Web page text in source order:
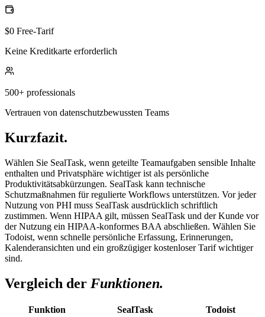
$0 Free-Tarif
Keine Kreditkarte erforderlich
500+ professionals
Vertrauen von datenschutzbewussten Teams
Kurzfazit.
Wählen Sie SealTask, wenn geteilte Teamaufgaben sensible Inhalte
enthalten und Privatsphäre wichtiger ist als persönliche
Produktivitätsabkürzungen. SealTask kann technische
Schutzmaßnahmen für regulierte Workflows unterstützen. Vor jeder
Nutzung von PHI muss SealTask ausdrücklich schriftlich
zustimmen. Wenn HIPAA gilt, müssen SealTask und der Kunde vor
der Nutzung ein HIPAA-konformes BAA abschließen. Wählen Sie
Todoist, wenn schnelle persönliche Erfassung, Erinnerungen,
Kalenderansichten und ein großzügiger kostenloser Tarif wichtiger
sind.
Vergleich der Funktionen.
Funktion SealTask
Todoist